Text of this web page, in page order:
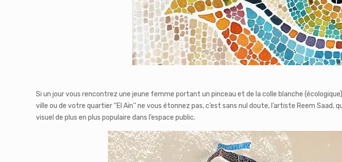
Si un jour vous rencontrez une jeune femme portant un pinceau et de la colle blanche
ville ou de votre quartier ‘’El Aïn’’ ne vous étonnez pas, c’est sans nul doute, l’artiste Reem
visuel de plus en plus populaire dans l’espace public.